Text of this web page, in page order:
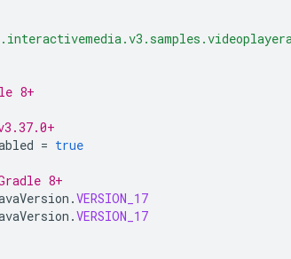
8+
= true
8+
.VERSION_17
.VERSION_17